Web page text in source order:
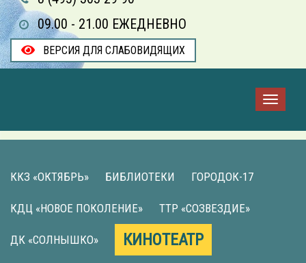
09.00 - 21.00 ЕЖЕДНЕВНО
ВЕРСИЯ ДЛЯ СЛАБОВИДЯЩИХ
ККЗ «ОКТЯБРЬ» БИБЛИОТЕКИ ГОРОДОК-17
КДЦ «НОВОЕ ПОКОЛЕНИЕ» ТТР «СОЗВЕЗДИЕ»
ДК «СОЛНЫШКО» КИНОТЕАТР